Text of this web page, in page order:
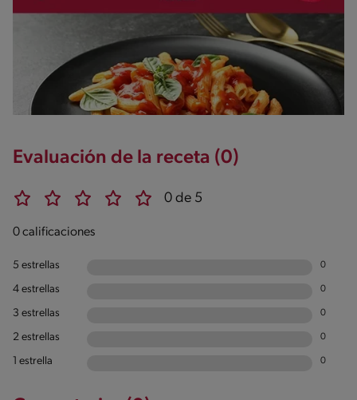
Evaluación de la receta (0)
0 de 5
0 calificaciones
5 estrellas 0
4 estrellas 0
3 estrellas 0
2 estrellas 0
1 estrella 0